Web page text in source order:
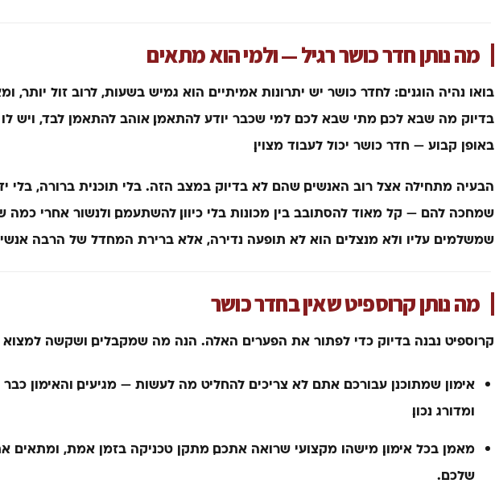
מה נותן חדר כושר רגיל — ולמי הוא מתאים
בואו נהיה הוגנים: לחדר כושר יש יתרונות אמיתיים. הוא גמיש בשעות, לרוב זול
בדיוק מה שבא לכם, מתי שבא לכם. למי שכבר יודע להתאמן, אוהב להתאמן לבד, ויש
באופן קבוע — חדר כושר יכול לעבוד מצוין.
הבעיה מתחילה אצל רוב האנשים, שהם לא בדיוק במצב הזה. בלי תוכנית ברורה, בלי
שמחכה להם — קל מאוד להסתובב בין מכונות בלי כיוון, להשתעמם, ולנשור אחרי כמה
שמשלמים עליו ולא מנצלים הוא לא תופעה נדירה, אלא ברירת המחדל של הרבה
מה נותן קרוספיט שאין בחדר כושר
קרוספיט נבנה בדיוק כדי לפתור את הפערים האלה. הנה מה שמקבלים, ושקשה למצוא
אימון שמתוכנן עבורכם. אתם לא צריכים להחליט מה לעשות — מגיעים, והאימון
ומדורג נכון.
מאמן בכל אימון. מישהו מקצועי שרואה אתכם, מתקן טכניקה בזמן אמת, ומתאים
שלכם.